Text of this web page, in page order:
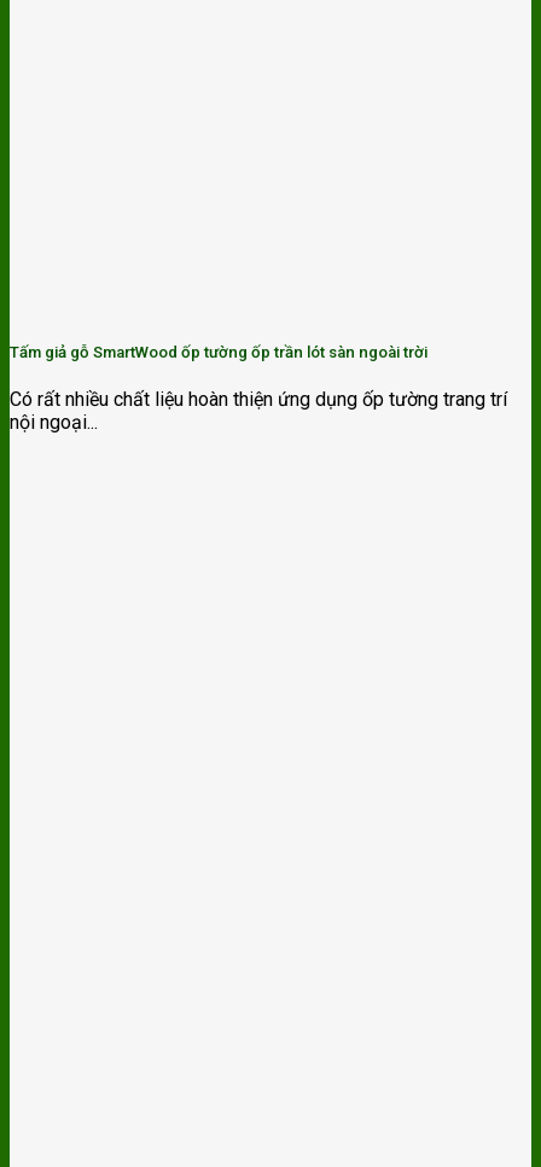
Tấm giả gỗ SmartWood ốp tường ốp trần lót sàn ngoài trời
Có rất nhiều chất liệu hoàn thiện ứng dụng ốp tường trang trí
nội ngoại...